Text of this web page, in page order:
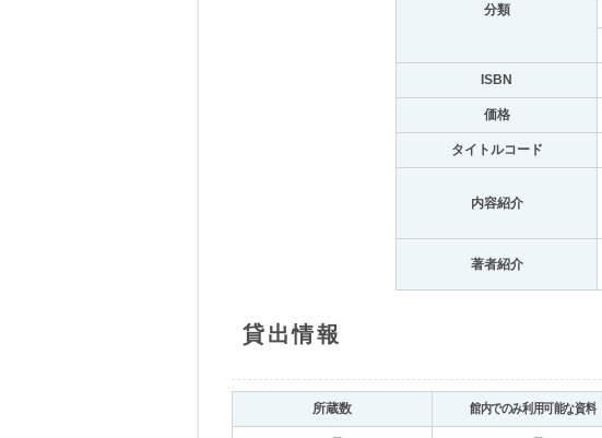
分類
ISBN
価格
タイトルコード
内容紹介
著者紹介
貸出情報
所蔵数 館内でのみ利用可能な資料